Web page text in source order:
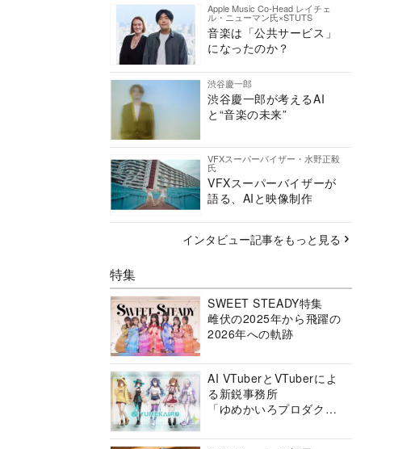
Apple Music Co-Head レイチェ
ル・ニューマン氏×STUTS
音楽は「公共サービス」
になったのか？
渋谷慶一郎
渋谷慶一郎が考えるAI
と“音楽の未来”
VFXスーパーバイザー・水野正毅
氏
VFXスーパーバイザーが
語る、AIと映像制作
インタビュー記事をもっと見る
特集
SWEET STEADY特集
雌伏の2025年から飛躍の
2026年への軌跡
AI VTuberとVTuberによ
る新鋭事務所
「ゆめかいろプロダクシ